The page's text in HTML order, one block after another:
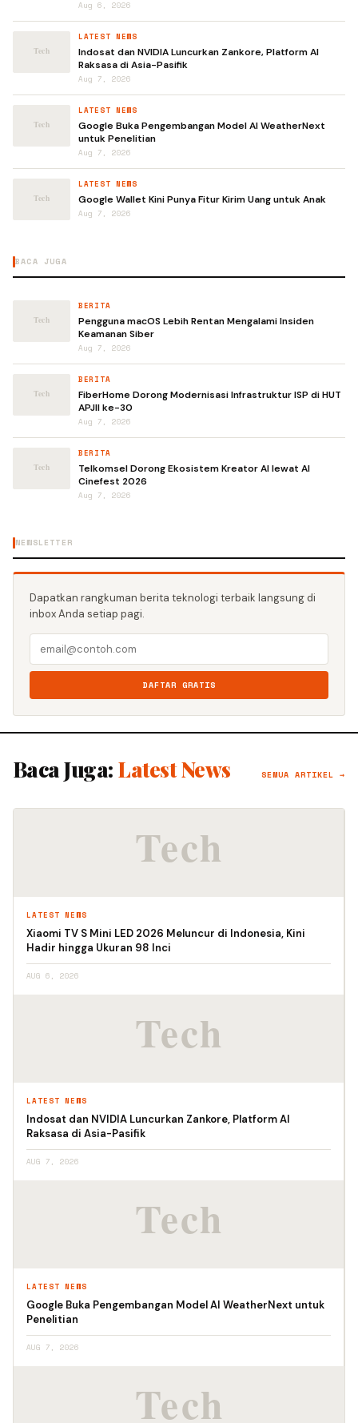
Aug 6, 2026
LATEST NEWS
Indosat dan NVIDIA Luncurkan Zankore, Platform AI
Raksasa di Asia-Pasifik
Aug 7, 2026
LATEST NEWS
Google Buka Pengembangan Model AI WeatherNext
untuk Penelitian
Aug 7, 2026
LATEST NEWS
Google Wallet Kini Punya Fitur Kirim Uang untuk Anak
Aug 7, 2026
BACA JUGA
BERITA
Pengguna macOS Lebih Rentan Mengalami Insiden
Keamanan Siber
Aug 7, 2026
BERITA
FiberHome Dorong Modernisasi Infrastruktur ISP di HUT
APJII ke-30
Aug 7, 2026
BERITA
Telkomsel Dorong Ekosistem Kreator AI lewat AI
Cinefest 2026
Aug 7, 2026
NEWSLETTER
Dapatkan rangkuman berita teknologi terbaik langsung di
inbox Anda setiap pagi.
DAFTAR GRATIS
Baca Juga: Latest News SEMUA ARTIKEL →
LATEST NEWS
Xiaomi TV S Mini LED 2026 Meluncur di Indonesia, Kini
Hadir hingga Ukuran 98 Inci
AUG 6, 2026
LATEST NEWS
Indosat dan NVIDIA Luncurkan Zankore, Platform AI
Raksasa di Asia-Pasifik
AUG 7, 2026
LATEST NEWS
Google Buka Pengembangan Model AI WeatherNext untuk
Penelitian
AUG 7, 2026